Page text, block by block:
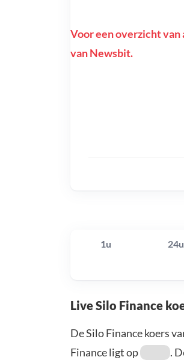
Voor een overzicht
van Newsbit.
1u 24u
Live Silo Finance
De Silo Finance koers
Finance ligt op
.